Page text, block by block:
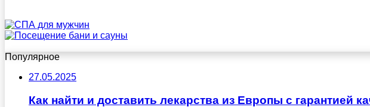
Популярное
27.05.2025
Как найти и доставить лекарства из Европы с гарантией